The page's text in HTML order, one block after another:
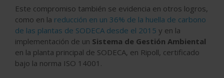
Este compromiso también se evidencia en otros logros,
como en la reducción en un 36% de la huella de carbono
de las plantas de SODECA desde el 2015 y en la
implementación de un Sistema de Gestión Ambiental
en la planta principal de SODECA, en Ripoll, certificado
bajo la norma ISO 14001.